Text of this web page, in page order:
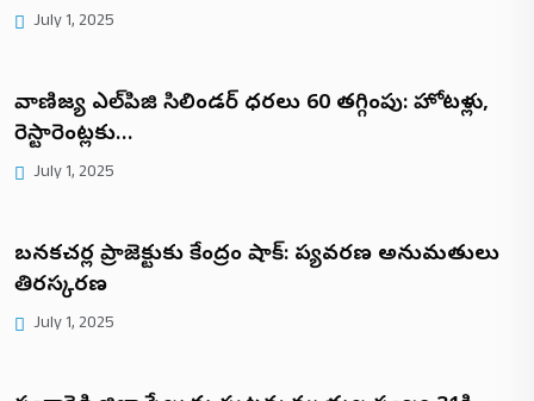
July 1, 2025
వాణిజ్య ఎల్‌పిజి సిలిండర్ ధరలు ₹60 తగ్గింపు: హోటళ్లు,
రెస్టారెంట్లకు…
July 1, 2025
బనకచర్ల ప్రాజెక్టుకు కేంద్రం షాక్: పర్యావరణ అనుమతులు
తిరస్కరణ
July 1, 2025